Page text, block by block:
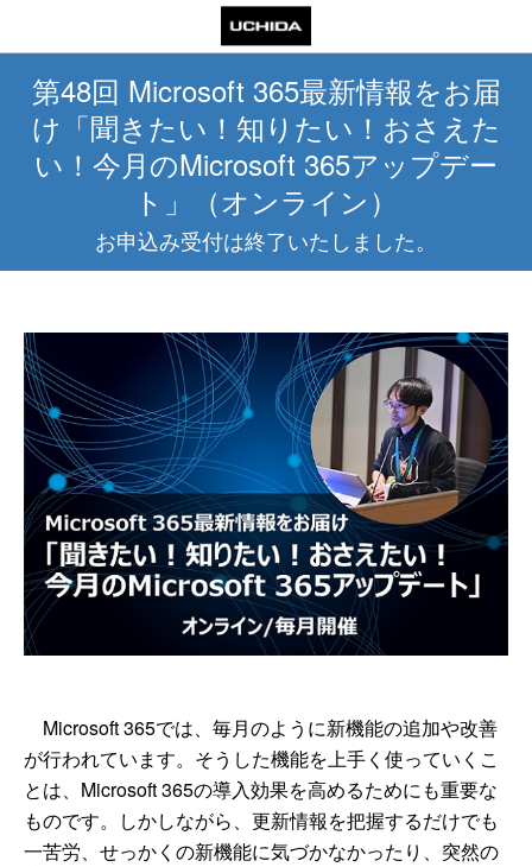
第48回 Microsoft 365最新情報をお届
け「聞きたい！知りたい！おさえた
い！今月のMicrosoft 365アップデー
ト」（オンライン）
お申込み受付は終了いたしました。
Microsoft 365では、毎月のように新機能の追加や改善
が行われています。そうした機能を上手く使っていくこ
とは、Microsoft 365の導入効果を高めるためにも重要な
ものです。しかしながら、更新情報を把握するだけでも
一苦労、せっかくの新機能に気づかなかったり、突然の